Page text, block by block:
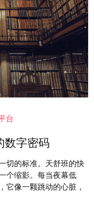
台
数字密码
切的标准。天舒班的快
个缩影。每当夜幕低
它像一颗跳动的心脏，